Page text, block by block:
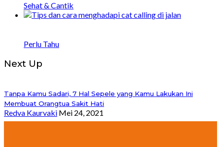
Sehat & Cantik
Perlu Tahu
Next Up
Tanpa Kamu Sadari, 7 Hal Sepele yang Kamu Lakukan Ini
Membuat Orangtua Sakit Hati
Redva Kaurvaki Mei 24, 2021